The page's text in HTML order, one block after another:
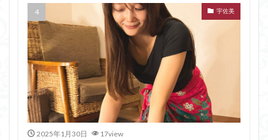
宇佐美
2025年1月30日 17view